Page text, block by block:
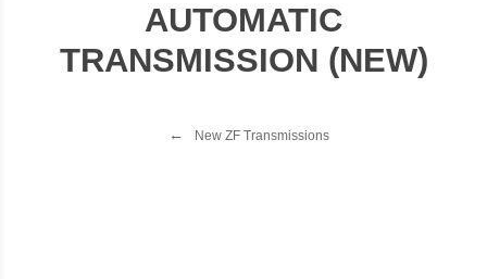
AUTOMATIC
TRANSMISSION (NEW)
New ZF Transmissions